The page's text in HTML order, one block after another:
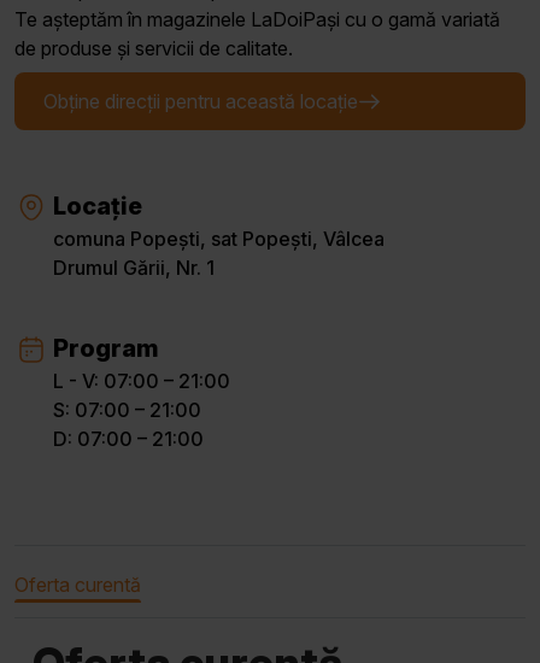
Te așteptăm în magazinele LaDoiPași cu o gamă variată
de produse și servicii de calitate.
Obține direcții pentru această locație
Locație
comuna Popești, sat Popești, Vâlcea
Drumul Gării, Nr. 1
Program
L - V: 07:00 – 21:00
S: 07:00 – 21:00
D: 07:00 – 21:00
Oferta curentă